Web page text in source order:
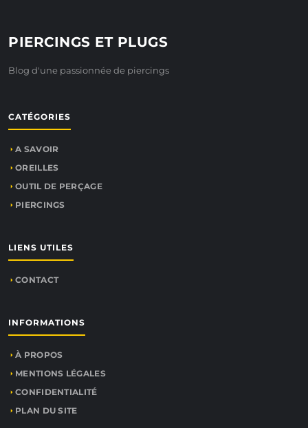
PIERCINGS ET PLUGS
Blog d'une passionnée de piercings
CATÉGORIES
A SAVOIR
OREILLES
OUTIL DE PERÇAGE
PIERCINGS
LIENS UTILES
CONTACT
INFORMATIONS
À PROPOS
MENTIONS LÉGALES
CONFIDENTIALITÉ
PLAN DU SITE